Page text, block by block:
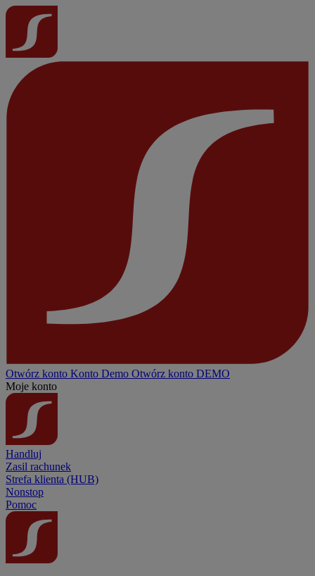
Otwórz konto Konto Demo Otwórz konto DEMO
Moje konto
Handluj
Zasil rachunek
Strefa klienta (HUB)
Nonstop
Pomoc